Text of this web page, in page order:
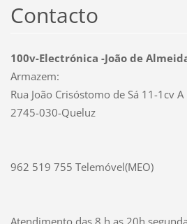
Contacto
100v-Electrónica -João de
Armazem:
Rua João Crisóstomo de Sá 11-1cv A
2745-030-Queluz
962 519 755 Telemóvel(MEO)